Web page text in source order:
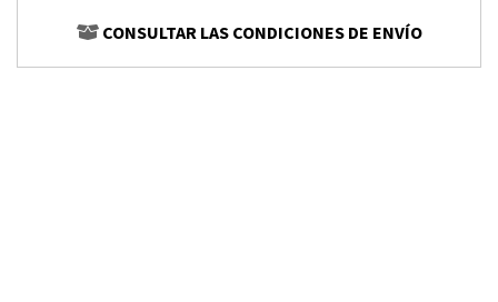
CONSULTAR LAS CONDICIONES DE ENVÍO